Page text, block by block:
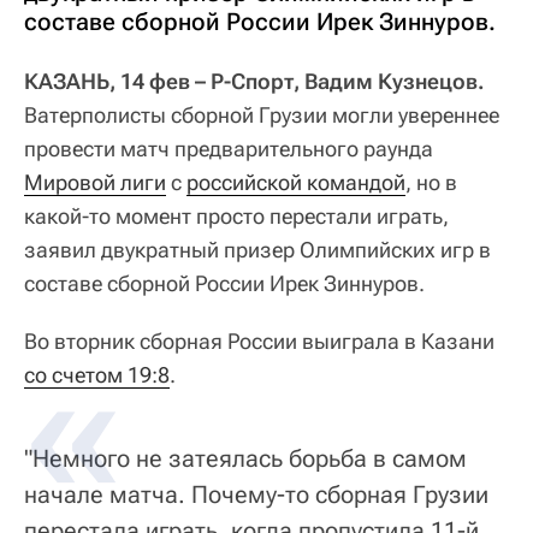
составе сборной России Ирек Зиннуров.
КАЗАНЬ, 14 фев – Р-Спорт, Вадим Кузнецов.
Ватерполисты сборной Грузии могли увереннее
провести матч предварительного раунда
Мировой лиги с российской командой, но в
какой-то момент просто перестали играть,
заявил двукратный призер Олимпийских игр в
составе сборной России Ирек Зиннуров.
Во вторник сборная России выиграла в Казани
со счетом 19:8.
"Немного не затеялась борьба в самом
начале матча. Почему-то сборная Грузии